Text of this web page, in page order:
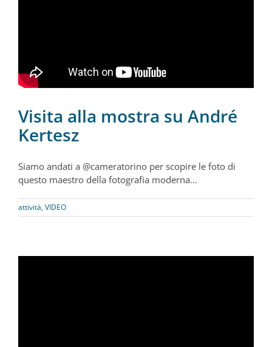
Visita alla mostra su André
Kertesz
Siamo andati a @cameratorino per scopire le foto di
questo maestro della fotografia moderna…
attività, VIDEO